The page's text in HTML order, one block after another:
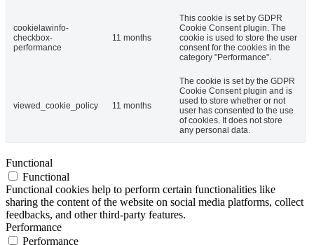
cookielawinfo-
checkbox-
performance
11 months
This cookie is set by GDPR
Cookie Consent plugin. The
cookie is used to store the user
consent for the cookies in the
category "Performance".
viewed_cookie_policy 11 months
The cookie is set by the GDPR
Cookie Consent plugin and is
used to store whether or not
user has consented to the use
of cookies. It does not store
any personal data.
Functional
Functional
Functional cookies help to perform certain functionalities like
sharing the content of the website on social media platforms, collect
feedbacks, and other third-party features.
Performance
Performance